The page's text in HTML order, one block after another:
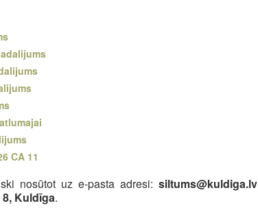
CA 11
nosūtot uz e-pasta adresi:siltums@kuldiga.lv
Kuldīga.